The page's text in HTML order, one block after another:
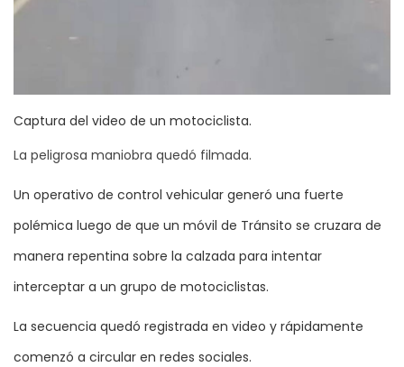
Captura del video de un motociclista.
La peligrosa maniobra quedó filmada.
Un operativo de control vehicular generó una fuerte
polémica luego de que un móvil de Tránsito se cruzara de
manera repentina sobre la calzada para intentar
interceptar a un grupo de motociclistas.
La secuencia quedó registrada en video y rápidamente
comenzó a circular en redes sociales.